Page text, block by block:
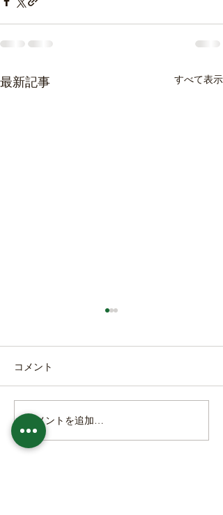
最新記事 すべて表示
本日の直売所8月8日(土)
コメント
コメントを追加…